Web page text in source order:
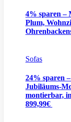
4% sparen –
Plum,
Sofas
24% sparen
Jubiläums-
montierbar,
899,99€